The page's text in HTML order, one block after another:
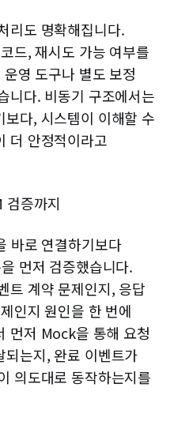
리도 명확해집니다.
드, 재시도 가능 여부를
영 도구나 별도 보정
니다. 비동기 구조에서는
다, 시스템이 이해할 수
더 안정적이라고
증까지
바로 연결하기보다
먼저 검증했습니다.
트 계약 문제인지, 응답
인지 원인을 한 번에
먼저 Mock을 통해 요청
되는지, 완료 이벤트가
의도대로 동작하는지를